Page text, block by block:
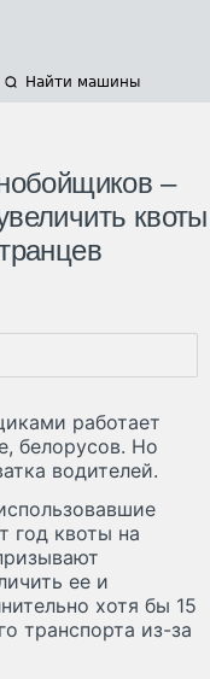
Найти машины
–
квоты
работает
белорусов. Но
водителей.
год квоты на
ее и
хотя бы 15
транспорта из-за